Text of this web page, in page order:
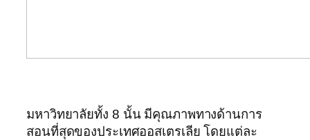
มหาวิทยาลัยทั้ง 8 นั้น มีคุณภาพทางด้านการ
สอนที่สุดของประเทศออสเตรเลีย โดยแต่ละ